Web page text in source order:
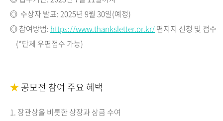
◎ 수상자 발표: 2025년 9월 30일(예정)
◎참여방법: https://www.thanksletter.or.kr/편지지 신청 및 접수
(*단체 우편접수 가능)
★ 공모전 참여 주요 혜택
1. 장관상을 비롯한 상장과 상금 수여